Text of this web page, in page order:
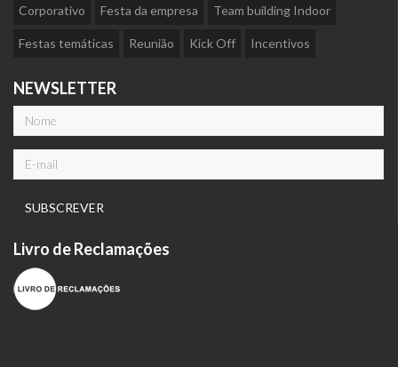
Corporativo Festa da empresa Team building Indoor
Festas temáticas Reunião Kick Off Incentivos
NEWSLETTER
Livro de Reclamações